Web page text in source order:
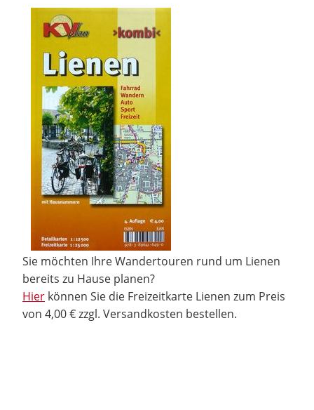
Sie möchten Ihre Wandertouren rund um Lienen
bereits zu Hause planen?
Hier können Sie die Freizeitkarte Lienen zum Preis
von 4,00 € zzgl. Versandkosten bestellen.